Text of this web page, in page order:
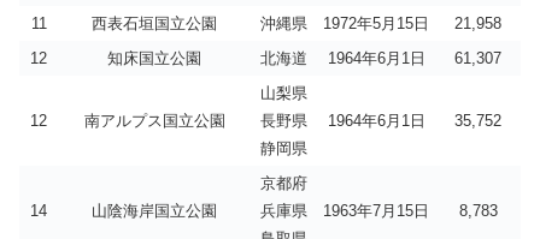
11 西表石垣国立公園 沖縄県 1972年5月15日
21,958
12
知床国立公園 北海道 1964年6月1日 61,307
12 南アルプス国立公園
山梨県
長野県
静岡県
1964年6月1日 35,752
14 山陰海岸国立公園
京都府
兵庫県
1963年7月15日 8,783